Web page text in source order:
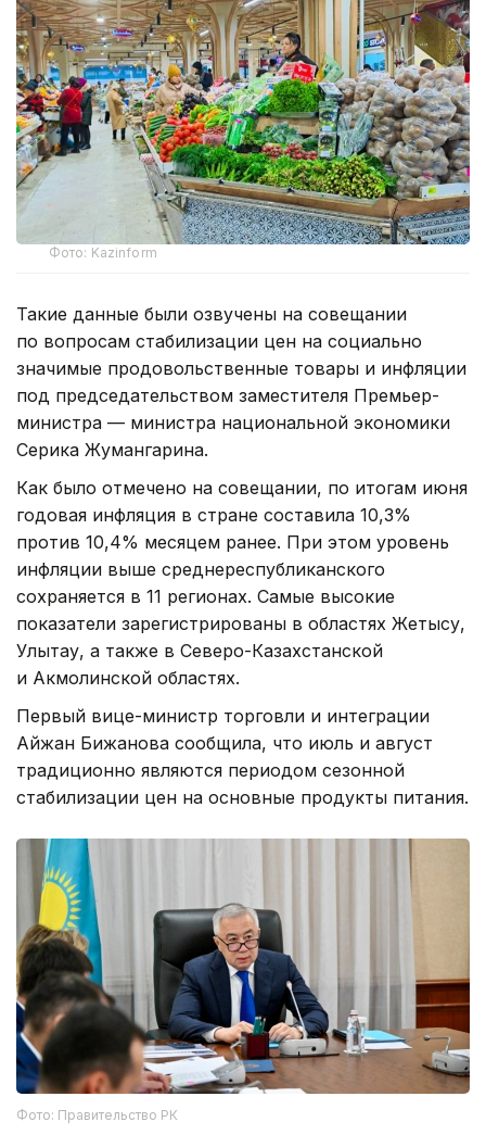
Фото: Kazinform
Такие данные были озвучены на совещании
по вопросам стабилизации цен на социально
значимые продовольственные товары и инфляции
под председательством заместителя Премьер-
министра — министра национальной экономики
Серика Жумангарина.
Как было отмечено на совещании, по итогам июня
годовая инфляция в стране составила 10,3%
против 10,4% месяцем ранее. При этом уровень
инфляции выше среднереспубликанского
сохраняется в 11 регионах. Самые высокие
показатели зарегистрированы в областях Жетысу,
Улытау, а также в Северо-Казахстанской
и Акмолинской областях.
Первый вице-министр торговли и интеграции
Айжан Бижанова сообщила, что июль и август
традиционно являются периодом сезонной
стабилизации цен на основные продукты питания.
Фото: Правительство РК